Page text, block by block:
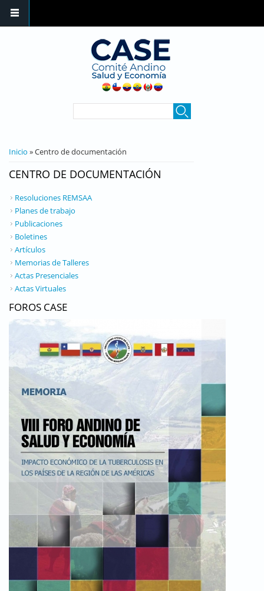
BÚSQUEDA
SE ENCUENTRA USTED AQUÍ
Inicio » Centro de documentación
CENTRO DE DOCUMENTACIÓN
Resoluciones REMSAA
Planes de trabajo
Publicaciones
Boletines
Artículos
Memorias de Talleres
Actas Presenciales
Actas Virtuales
FOROS CASE